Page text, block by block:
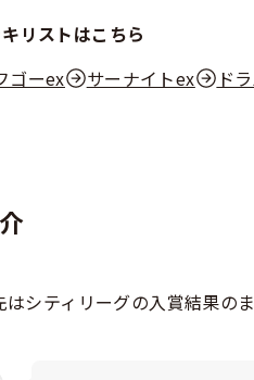
リストはこちら
ゴーex
サーナイトex ド
シティリーグの入賞結果の